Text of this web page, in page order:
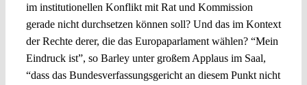
im institutionellen Konflikt mit Rat und Kommission
gerade nicht durchsetzen können soll? Und das im Kontext
der Rechte derer, die das Europaparlament wählen? “Mein
Eindruck ist”, so Barley unter großem Applaus im Saal,
“dass das Bundesverfassungsgericht an diesem Punkt nicht